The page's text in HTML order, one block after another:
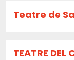
Teatre de
TEATRE DEL